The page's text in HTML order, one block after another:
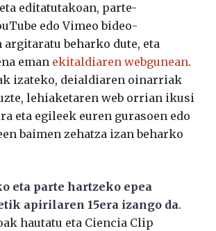
editatutakoan, parte-
edo Vimeo bideo-
beharko dute, eta
eman ekitaldiaren webgunean.
izateko, deialdiaren oinarriak
lehiaketaren web orrian ikusi
eta egileek euren gurasoen edo
baimen zehatza izan beharko
eta parte hartzeko epea
apirilaren 15era izango da.
hautatu eta Ciencia Clip